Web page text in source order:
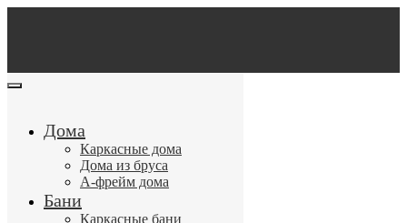
Дома
Каркасные дома
Дома из бруса
А-фрейм дома
Бани
Каркасные бани